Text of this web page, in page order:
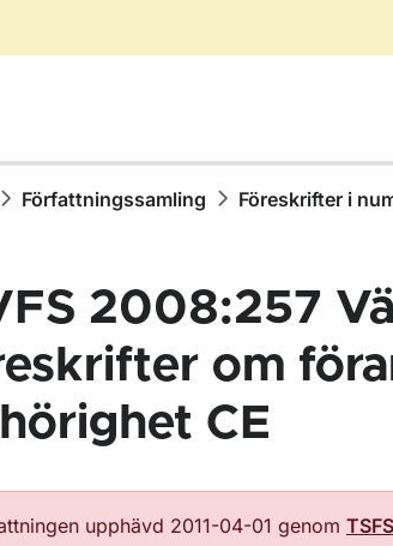
Författningssamling Föreskrifter i
Författningssamling
Föreskrifter i nummerordning
2008:257
om
CE
upphävd 2011-04-01 genom